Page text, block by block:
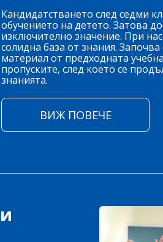
Кандидатстването след седми
обучението на детето. Затова
изключително значение. При
солидна база от знания.
материал от предходната
пропуските, след което се
знанията.
ВИЖ ПОВЕЧЕ